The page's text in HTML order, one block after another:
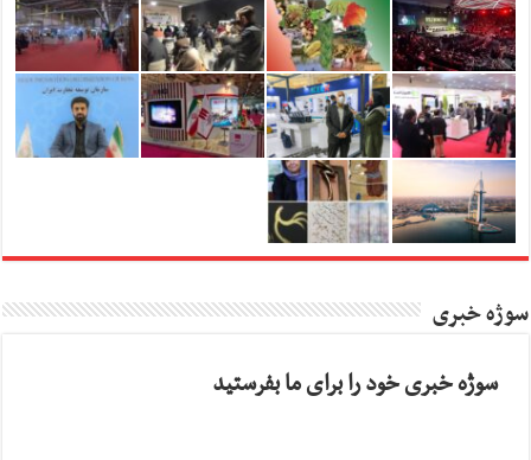
سوژه خبری
سوژه خبری خود را برای ما بفرستید